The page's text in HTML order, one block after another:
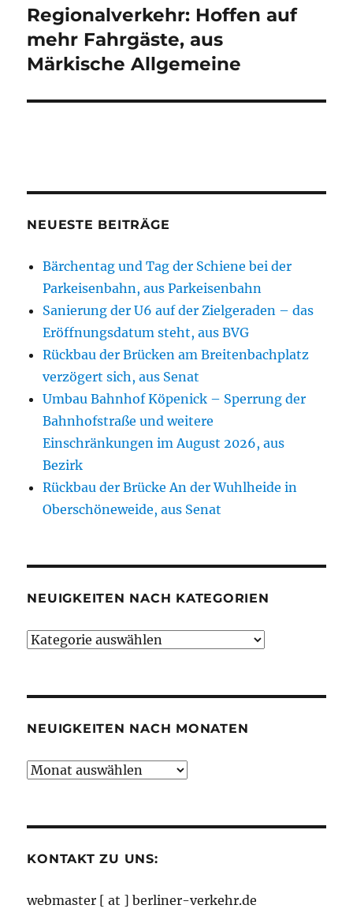
Nächster
Beitrag:
Regionalverkehr: Hoffen auf
mehr Fahrgäste, aus
Märkische Allgemeine
NEUESTE BEITRÄGE
Bärchentag und Tag der Schiene bei der
Parkeisenbahn, aus Parkeisenbahn
Sanierung der U6 auf der Zielgeraden – das
Eröffnungsdatum steht, aus BVG
Rückbau der Brücken am Breitenbachplatz
verzögert sich, aus Senat
Umbau Bahnhof Köpenick – Sperrung der
Bahnhofstraße und weitere
Einschränkungen im August 2026, aus
Bezirk
Rückbau der Brücke An der Wuhlheide in
Oberschöneweide, aus Senat
NEUIGKEITEN NACH KATEGORIEN
Neuigkeiten
NEUIGKEITEN NACH MONATEN
Neuigkeiten
KONTAKT ZU UNS:
webmaster [ at ] berliner-verkehr.de